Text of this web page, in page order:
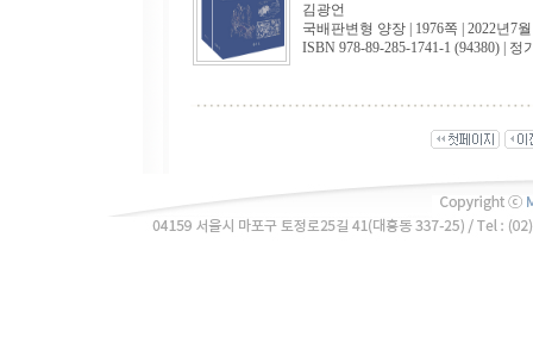
김광언
국배판변형 양장 | 1976쪽 | 2022년7
ISBN 978-89-285-1741-1 (94380) | 정